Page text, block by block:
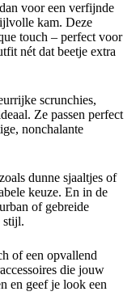
voor een verfijnde
kam. Deze
touch – perfect voor
nét dat beetje extra
scrunchies,
Ze passen perfect
nonchalante
dunne sjaaltjes of
keuze. En in de
of gebreide
stijl.
of een opvallend
die jouw
en geef je look een